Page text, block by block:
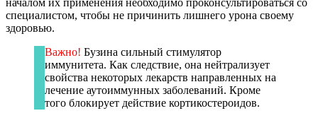
специалистом, чтобы не причинить лишнего урона своему
здоровью.
Важно! Бузина сильный стимулятор
иммунитета. Как следствие, она нейтрализует
свойства некоторых лекарств направленных на
лечение аутоиммунных заболеваний. Кроме
того блокирует действие кортикостероидов.